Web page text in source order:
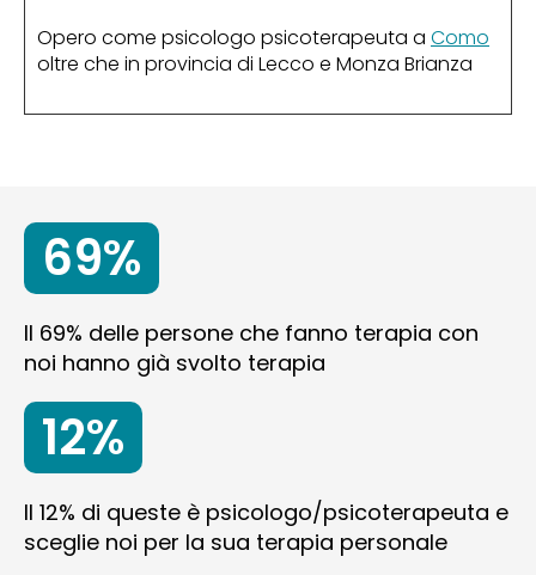
Opero come psicologo psicoterapeuta a Como
oltre che in provincia di Lecco e Monza Brianza
69%
Il 69% delle persone che fanno terapia con
noi hanno già svolto terapia
12%
Il 12% di queste è psicologo/psicoterapeuta e
sceglie noi per la sua terapia personale